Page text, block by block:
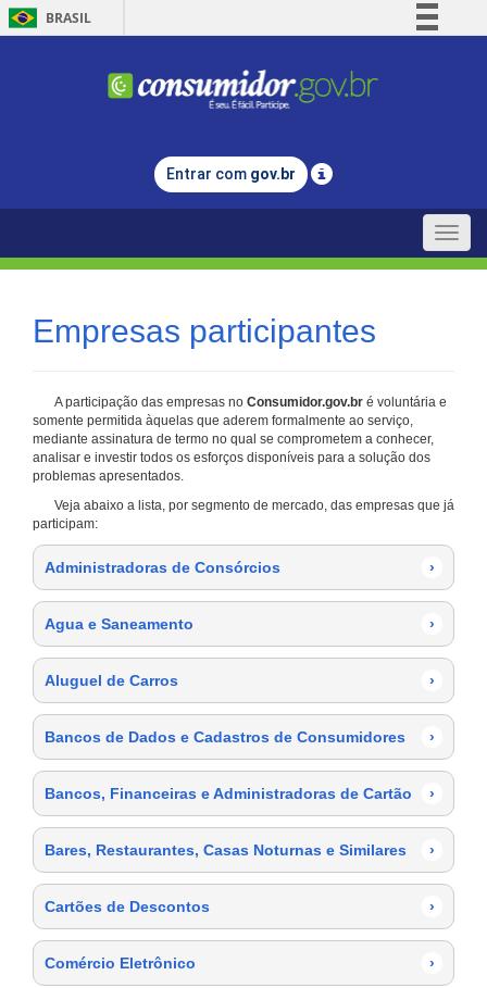
BRASIL
Comunica BR
Legislação
Entrar com gov.br
Toggle
Empresas participantes
A participação das empresas no Consumidor.gov.br é voluntária e
somente permitida àquelas que aderem formalmente ao serviço,
mediante assinatura de termo no qual se comprometem a conhecer,
analisar e investir todos os esforços disponíveis para a solução dos
problemas apresentados.
Veja abaixo a lista, por segmento de mercado, das empresas que já
participam:
Administradoras de Consórcios ›
Agua e Saneamento ›
Aluguel de Carros ›
Bancos de Dados e Cadastros de Consumidores ›
Bancos, Financeiras e Administradoras de Cartão ›
Bares, Restaurantes, Casas Noturnas e Similares ›
Cartões de Descontos ›
Comércio Eletrônico ›